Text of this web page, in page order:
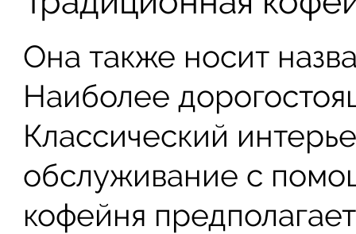
Она также носит
Наиболее
Классический
обслуживание с
кофейня